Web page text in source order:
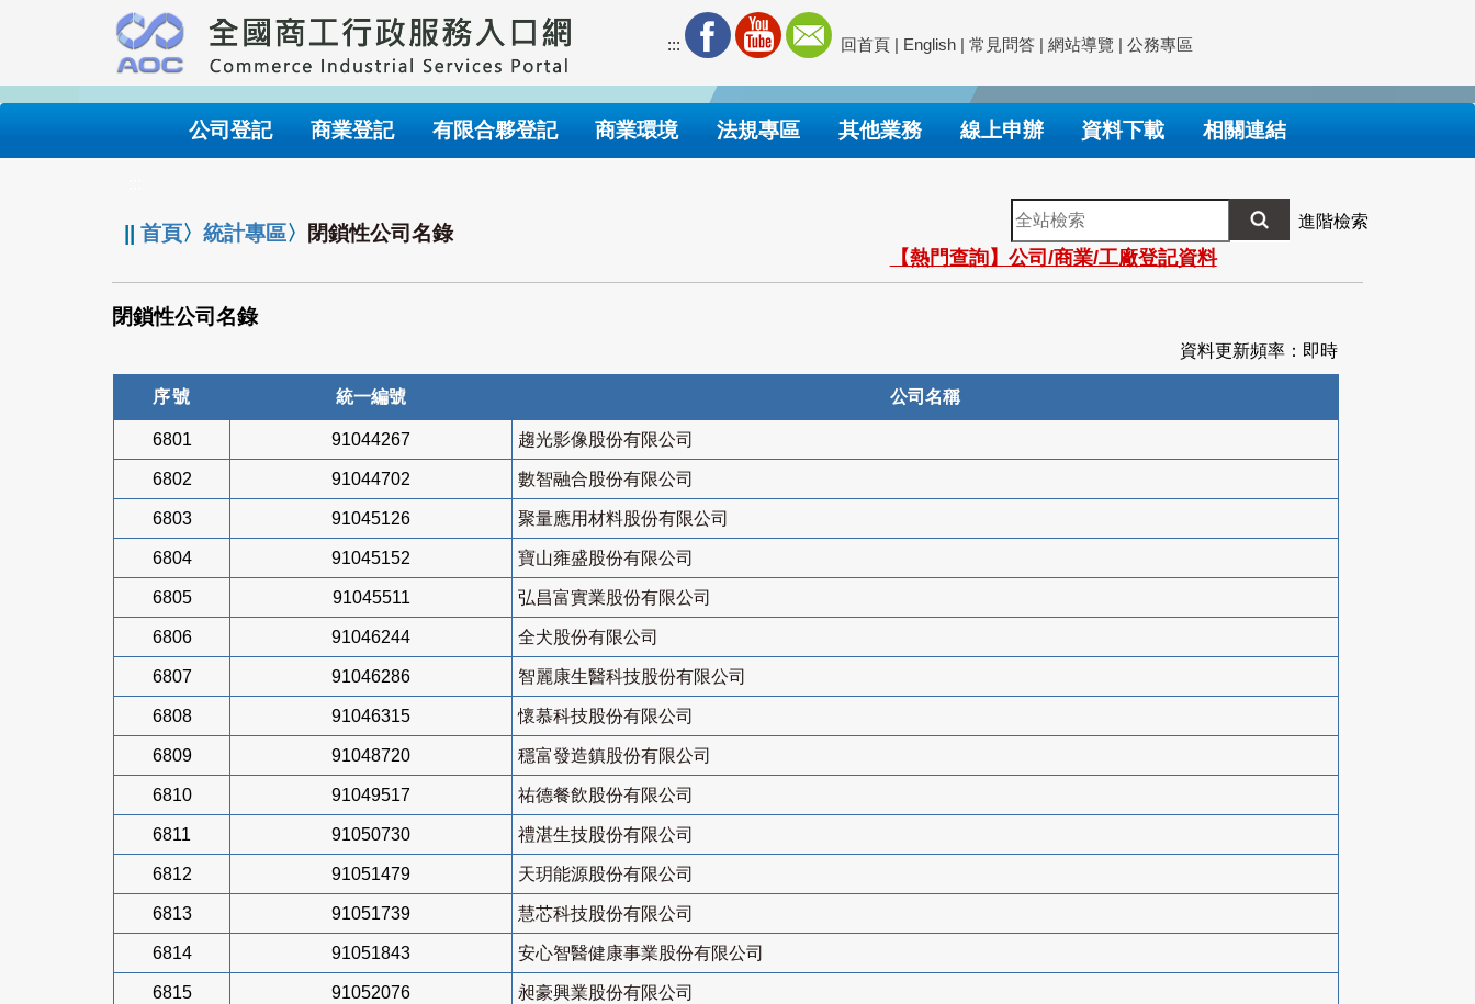
要
內
::: 回首頁 | English | 常見問答 | 網站導覽 | 公務專區
公司登記 商業登記 有限合夥登記 商業環境 法規專區 其他業務 線上申辦 資料下載 相關連結
||首頁〉統計專區〉 閉鎖性公司名錄
全
站
檢
索
進階檢索
【熱門查詢】公司/商業/工廠登記資料
閉鎖性公司名錄
資料更新頻率：即時
序號 統一編號 公司名稱
6801 91044267 趨光影像股份有限公司
6802 91044702 數智融合股份有限公司
6803 91045126 聚量應用材料股份有限公司
6804 91045152 寶山雍盛股份有限公司
6805 91045511 弘昌富實業股份有限公司
6806 91046244 全犬股份有限公司
6807 91046286 智麗康生醫科技股份有限公司
6808 91046315 懷慕科技股份有限公司
6809 91048720 穩富發造鎮股份有限公司
6810 91049517 祐德餐飲股份有限公司
6811 91050730 禮湛生技股份有限公司
6812 91051479 天玥能源股份有限公司
6813 91051739 慧芯科技股份有限公司
6814 91051843 安心智醫健康事業股份有限公司
6815 91052076 昶豪興業股份有限公司